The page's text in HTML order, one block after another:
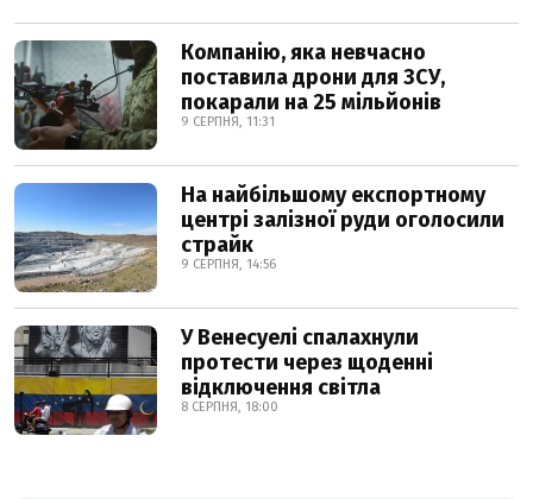
Компанію, яка невчасно
поставила дрони для ЗСУ,
покарали на 25 мільйонів
9 СЕРПНЯ, 11:31
На найбільшому експортному
центрі залізної руди оголосили
страйк
9 СЕРПНЯ, 14:56
У Венесуелі спалахнули
протести через щоденні
відключення світла
8 СЕРПНЯ, 18:00